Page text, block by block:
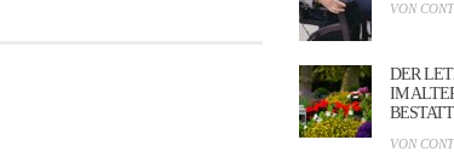
VON
DER
IM
VON